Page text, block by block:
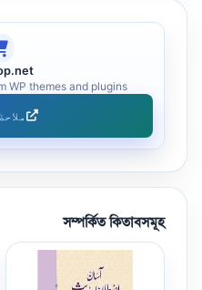
WP themes and plugins
সম্পর্কিত কিতাবসমূহ